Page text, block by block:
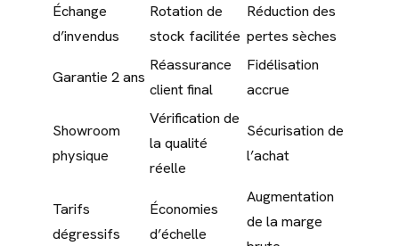
Échange
d’invendus
Rotation de
stock facilitée
Réduction des
pertes sèches
Garantie 2 ans
Réassurance
client final
Fidélisation
accrue
Showroom
physique
Vérification de
la qualité
réelle
Sécurisation de
l’achat
Tarifs
dégressifs
Économies
d’échelle
Augmentation
de la marge